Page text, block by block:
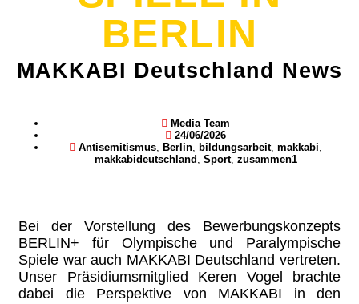
BERLIN
MAKKABI Deutschland News
Media Team
24/06/2026
Antisemitismus Berlin bildungsarbeit, makkabi
makkabideutschland Sport, zusammen1
Bei der Vorstellung des Bewerbungskonzepts
BERLIN+ für Olympische und Paralympische
Spiele war auch MAKKABI Deutschland vertreten.
Unser Präsidiumsmitglied Keren Vogel brachte
dabei die Perspektive von MAKKABI in den